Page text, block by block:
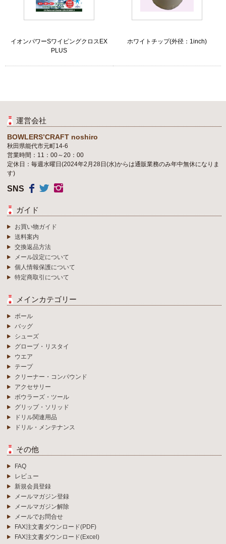
イオンパワーSワイピングクロスEX
PLUS
ホワイトチップ(外径：1inch)
運営会社
BOWLERS’CRAFT noshiro
秋田県能代市元町14-6
営業時間：11：00～20：00
定休日：毎週水曜日(2024年2月28日(水)からは通販業務のみ年中無休になりま
す)
SNS
ガイド
お買い物ガイド
送料案内
交換返品方法
メール設定について
個人情報保護について
特定商取引について
メインカテゴリー
ボール
バッグ
シューズ
グローブ・リスタイ
ウエア
テープ
クリーナー・コンパウンド
アクセサリー
ボウラーズ・ツール
グリップ・ソリッド
ドリル関連用品
ドリル・メンテナンス
その他
FAQ
レビュー
新規会員登録
メールマガジン登録
メールマガジン解除
メールでお問合せ
FAX注文書ダウンロード(PDF)
FAX注文書ダウンロード(Excel)